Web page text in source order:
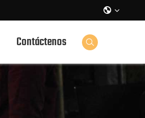

Contáctenos 